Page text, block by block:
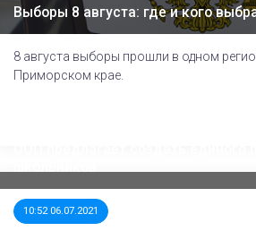
Выборы 8 августа: где и кого
8 августа выборы прошли в одном
Приморском крае.
10:52 06.07.2021